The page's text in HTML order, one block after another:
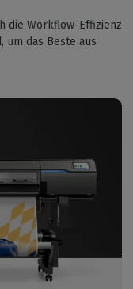
die Workflow-Effizienz
um das Beste aus